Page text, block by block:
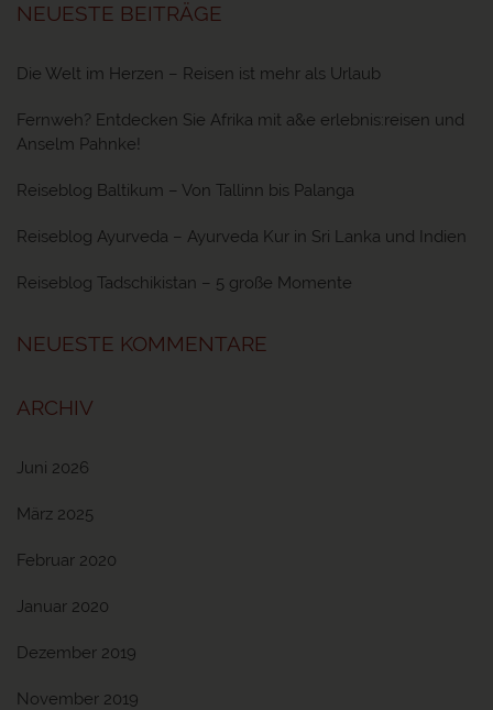
NEUESTE BEITRÄGE
Die Welt im Herzen – Reisen ist mehr als Urlaub
Fernweh? Entdecken Sie Afrika mit a&e erlebnis:reisen und
Anselm Pahnke!
Reiseblog Baltikum – Von Tallinn bis Palanga
Reiseblog Ayurveda – Ayurveda Kur in Sri Lanka und Indien
Reiseblog Tadschikistan – 5 große Momente
NEUESTE KOMMENTARE
ARCHIV
Juni 2026
März 2025
Februar 2020
Januar 2020
Dezember 2019
November 2019